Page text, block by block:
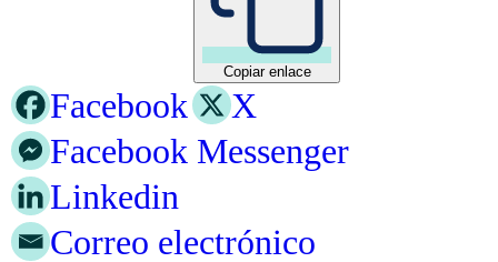
Copiar enlace
Facebook
X
Facebook Messenger
Linkedin
Correo electrónico